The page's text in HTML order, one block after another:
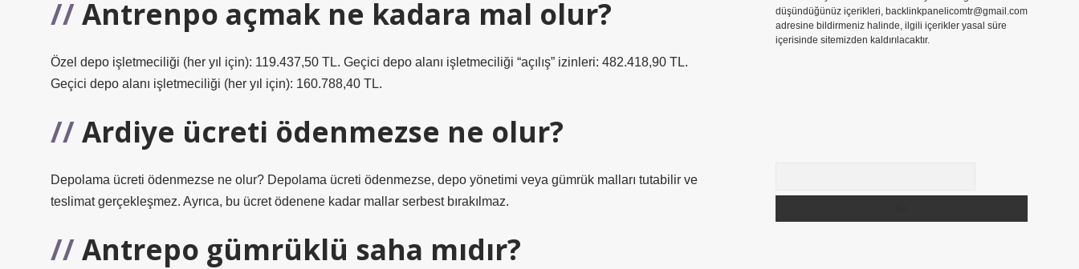
Antrenpo açmak ne kadara mal olur?
Özel depo işletmeciliği (her yıl için): 119.437,50 TL. Geçici depo alanı işletmeciliği “açılış” izinleri: 482.418,90 TL.
Geçici depo alanı işletmeciliği (her yıl için): 160.788,40 TL.
Ardiye ücreti ödenmezse ne olur?
Depolama ücreti ödenmezse ne olur? Depolama ücreti ödenmezse, depo yönetimi veya gümrük malları tutabilir ve
teslimat gerçekleşmez. Ayrıca, bu ücret ödenene kadar mallar serbest bırakılmaz.
Antrepo gümrüklü saha mıdır?
düşündüğünüz içerikleri, backlinkpanelicomtr@gmail.com
adresine bildirmeniz halinde, ilgili içerikler yasal süre
içerisinde sitemizden kaldırılacaktır.